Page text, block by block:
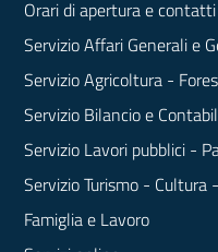
Orari di apertura e contatti
Servizio Affari Generali e
Servizio Agricoltura -
Servizio Bilancio e
Servizio Lavori pubblici -
Servizio Turismo -
Famiglia e Lavoro